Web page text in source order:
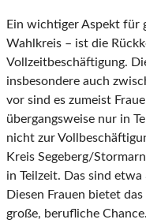
Ein wichtiger Aspekt für
Wahlkreis – ist die
Vollzeitbeschäftigung.
insbesondere auch
vor sind es zumeist
übergangsweise nur in
nicht zur
Kreis Segeberg/
in Teilzeit. Das sind
Diesen Frauen bietet
große, berufliche Chance.